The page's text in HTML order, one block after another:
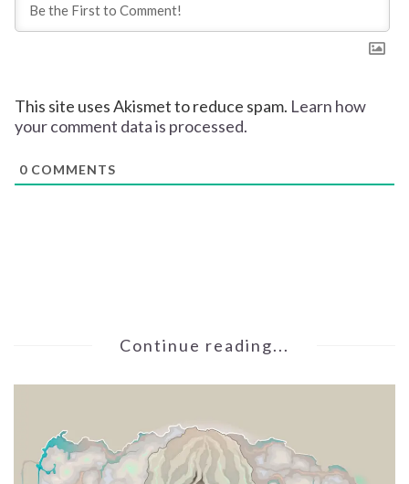
This site uses Akismet to reduce spam. Learn how
your comment data is processed.
0 COMMENTS
Continue reading...